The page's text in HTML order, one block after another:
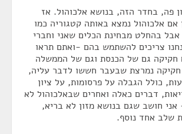
פה, בחדר הזה, בנושא אלכוהול. אז
אם אלכוהול נמצא באותה קטגוריה כמו
בהחלט מבחינת הכלים שאני וחברי
צריכים להשתמש בהם -ואתם תראו
חקיקה גם של הכנסת וגם של הממשלה
חקיקה נמרצת שבעבר חששו לדבר עליה,
כולל הגבלה על פרסומות, על ציון
דברים כאלה ואחרים שבאלכוהול לא
אני חושב שגם בנושא מזון לא בריא,
שלב אחד נוסף.